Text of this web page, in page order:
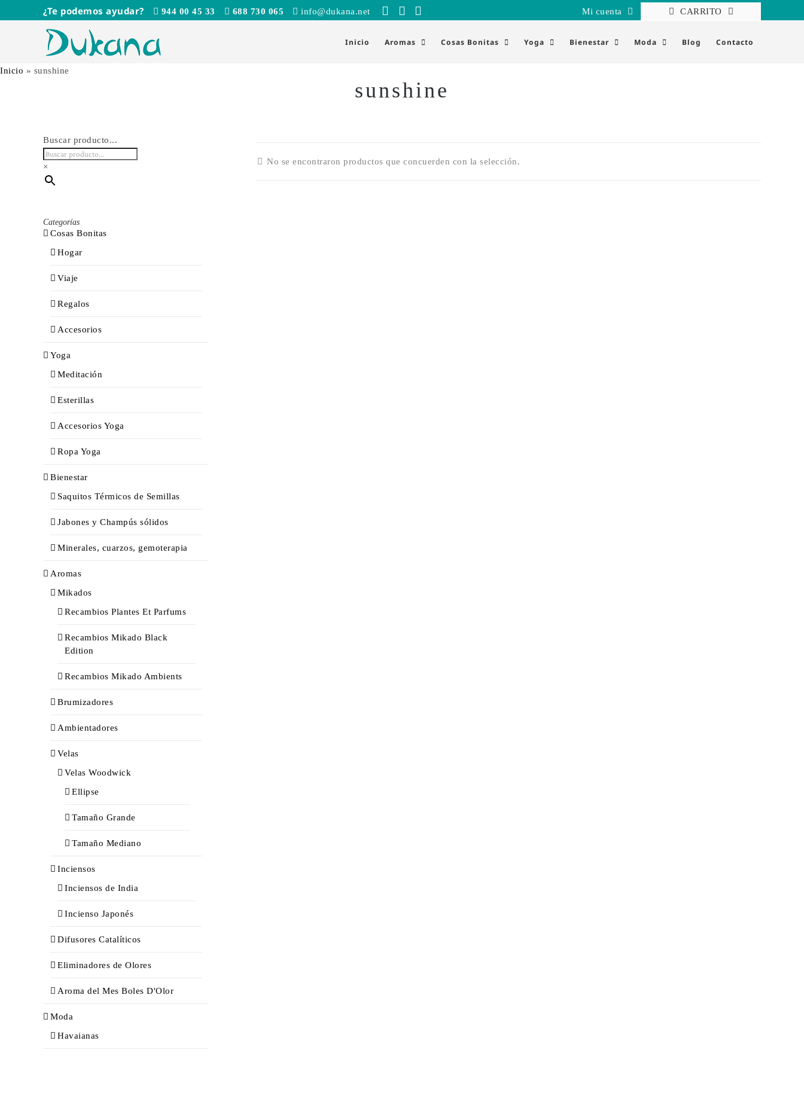
al
¿Te podemos ayudar? 944 00 45 33 688 730 065 info@dukana.net Mi cuenta CARRITO
Inicio Aromas Cosas Bonitas Yoga Bienestar Moda Blog Contacto
Inicio » sunshine
sunshine
No se encontraron productos que concuerden con la selección.
Buscar producto...
×
Categorías
Cosas Bonitas
Hogar
Viaje
Regalos
Accesorios
Yoga
Meditación
Esterillas
Accesorios Yoga
Ropa Yoga
Bienestar
Saquitos Térmicos de Semillas
Jabones y Champús sólidos
Minerales, cuarzos, gemoterapia
Aromas
Mikados
Recambios Plantes Et Parfums
Recambios Mikado Black
Edition
Recambios Mikado Ambients
Brumizadores
Ambientadores
Velas
Velas Woodwick
Ellipse
Tamaño Grande
Tamaño Mediano
Inciensos
Inciensos de India
Incienso Japonés
Difusores Catalíticos
Eliminadores de Olores
Aroma del Mes Boles D'Olor
Moda
Havaianas